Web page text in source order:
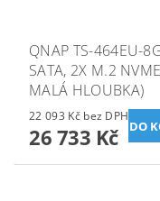
QNAP TS-464EU-
SATA, 2X M.2
MALÁ HLOUBKA)
22 093 Kč bez DPH
26 733 Kč